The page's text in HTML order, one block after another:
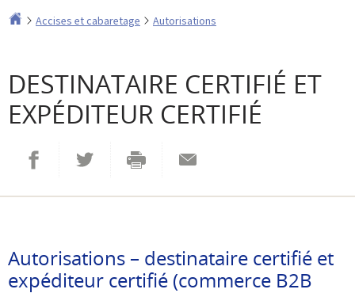
Accueil
Accises et cabaretage Autorisations
DESTINATAIRE CERTIFIÉ ET
EXPÉDITEUR CERTIFIÉ
Autorisations – destinataire certifié et
expéditeur certifié (commerce B2B